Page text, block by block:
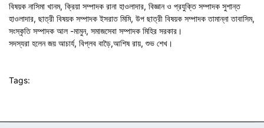
বিষয়ক নাসিমা খানম, ক্রিয়া সম্পাদক রানা হাওলাদার, বিজ্ঞান ও প্রযুক্তি সম্পাদক সুশান্ত
হাওলাদার, ছাত্রী বিষয়ক সম্পাদক ইসরাত মিমি, উপ ছাত্রী বিষয়ক সম্পাদক তামান্না তাবাসিম,
সংস্কৃতি সম্পাদক আল -মামুন, সমাজসেবা সম্পাদক মিহির সরকার।
সদস্যরা হলেন জয় আচার্য, বিপ্লব বাড়ৈ,আশিষ রায়, শুভ শেখ।
Tags: